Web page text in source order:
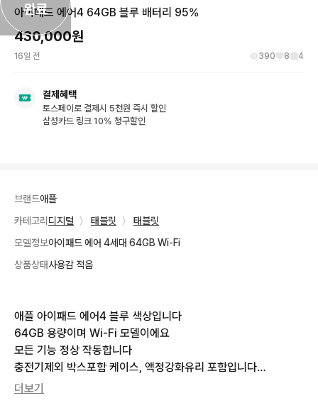
완료
아이패드 에어4 64GB 블루 배터리 95%
430,000원
16일 전 390 8 4
결제혜택
토스페이로 결제시 5천원 즉시 할인
삼성카드 링크 10% 청구할인
브랜드애플
카테고리 디지털 〉 태블릿 〉
태블릿
모델정보아이패드 에어 4세대 64GB Wi-Fi
상품상태사용감 적음
애플 아이패드 에어4 블루 색상입니다
64GB 용량이며 Wi-Fi 모델이에요
모든 기능 정상 작동합니다
충전기제외 박스포함 케이스, 액정강화유리 포함입니다
더보기